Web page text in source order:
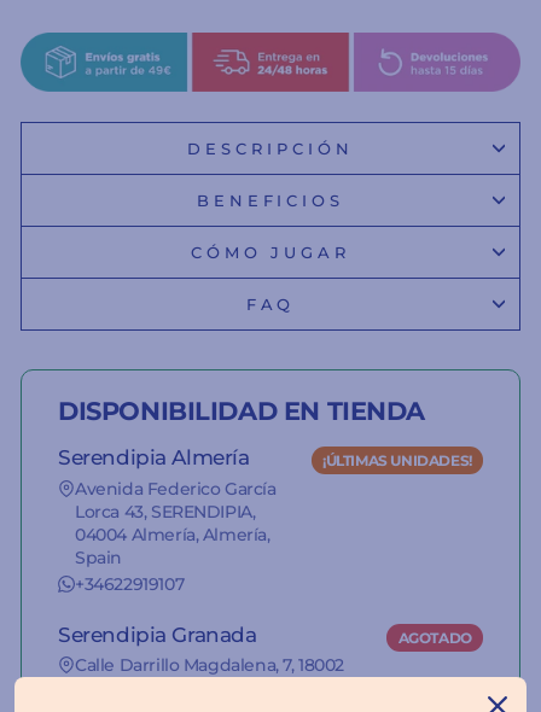
DESCRIPCIÓN
BENEFICIOS
CÓMO JUGAR
FAQ
DISPONIBILIDAD EN TIENDA
Serendipia Almería
Avenida Federico García
Lorca 43, SERENDIPIA,
04004 Almería, Almería,
Spain
+34622919107
¡ÚLTIMAS UNIDADES!
Serendipia Granada
Calle Darrillo Magdalena, 7, 18002
AGOTADO